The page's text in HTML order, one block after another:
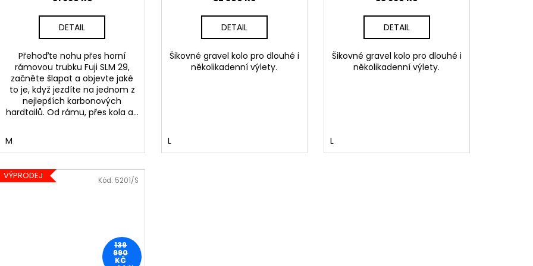
DETAIL
Přehoďte nohu přes horní
rámovou trubku Fuji SLM 29,
začněte šlapat a objevte jaké
to je, když jezdíte na jednom z
nejlepších karbonových
hardtailů. Od rámu, přes kola a...
M
DETAIL
Šikovné gravel kolo pro dlouhé i
několikadenní výlety.
L
DETAIL
Šikovné gravel kolo pro dlouhé i
několikadenní výlety.
L
VÝPRODEJ
139
990
KČ
Kód: 5201/S